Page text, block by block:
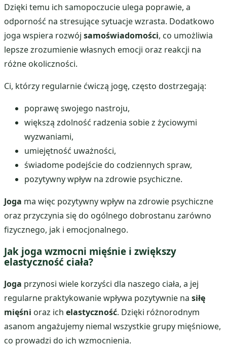
Dzięki temu ich samopoczucie ulega poprawie, a
odporność na stresujące sytuacje wzrasta. Dodatkowo
joga wspiera rozwój samoświadomości, co umożliwia
lepsze zrozumienie własnych emocji oraz reakcji na
różne okoliczności.
Ci, którzy regularnie ćwiczą jogę, często dostrzegają:
poprawę swojego nastroju,
większą zdolność radzenia sobie z życiowymi
wyzwaniami,
umiejętność uważności,
świadome podejście do codziennych spraw,
pozytywny wpływ na zdrowie psychiczne.
Joga ma więc pozytywny wpływ na zdrowie psychiczne
oraz przyczynia się do ogólnego dobrostanu zarówno
fizycznego, jak i emocjonalnego.
Jak joga wzmocni mięśnie i zwiększy
elastyczność ciała?
Joga przynosi wiele korzyści dla naszego ciała, a jej
regularne praktykowanie wpływa pozytywnie na siłę
mięśni oraz ich elastyczność. Dzięki różnorodnym
asanom angażujemy niemal wszystkie grupy mięśniowe,
co prowadzi do ich wzmocnienia.